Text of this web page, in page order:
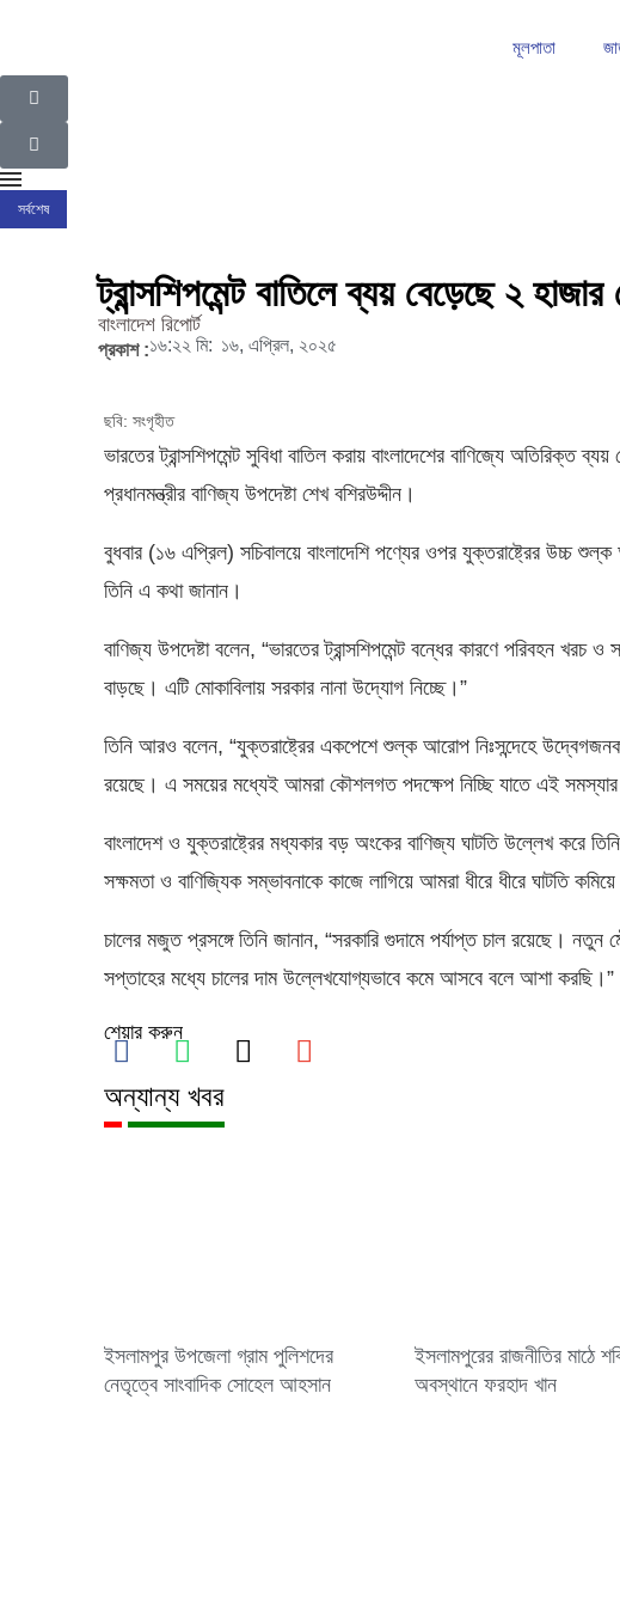
মূলপাতা
সর্বশেষ
ট্রান্সশিপমেন্ট বাতিলে ব্যয় বেড়েছে ২
বাংলাদেশ রিপোর্ট
প্রকাশ :১৬:২২ মি: ১৬, এপ্রিল, ২০২৫
ছবি: সংগৃহীত
ভারতের ট্রান্সশিপমেন্ট সুবিধা বাতিল করায় বাংলাদেশের বাণিজ্যে অতিরিক্ত
প্রধানমন্ত্রীর বাণিজ্য উপদেষ্টা শেখ বশিরউদ্দীন।
বুধবার (১৬ এপ্রিল) সচিবালয়ে বাংলাদেশি পণ্যের ওপর যুক্তরাষ্ট্রের উচ্চ
তিনি এ কথা জানান।
বাণিজ্য উপদেষ্টা বলেন, “ভারতের ট্রান্সশিপমেন্ট বন্ধের কারণে পরিবহন খরচ
বাড়ছে। এটি মোকাবিলায় সরকার নানা উদ্যোগ নিচ্ছে।”
তিনি আরও বলেন, “যুক্তরাষ্ট্রের একপেশে শুল্ক আরোপ নিঃসন্দেহে
রয়েছে। এ সময়ের মধ্যেই আমরা কৌশলগত পদক্ষেপ নিচ্ছি যাতে এই সমস্যার
বাংলাদেশ ও যুক্তরাষ্ট্রের মধ্যকার বড় অংকের বাণিজ্য ঘাটতি উল্লেখ করে
সক্ষমতা ও বাণিজ্যিক সম্ভাবনাকে কাজে লাগিয়ে আমরা ধীরে ধীরে ঘাটতি
চালের মজুত প্রসঙ্গে তিনি জানান, “সরকারি গুদামে পর্যাপ্ত চাল রয়েছে।
সপ্তাহের মধ্যে চালের দাম উল্লেখযোগ্যভাবে কমে আসবে বলে আশা করছি।”
শেয়ার করুন
অন্যান্য খবর
ইসলামপুর উপজেলা গ্রাম পুলিশদের
নেতৃত্বে সাংবাদিক সোহেল আহসান
ইসলামপুরের রাজনীতির মাঠে
অবস্থানে ফরহাদ খান